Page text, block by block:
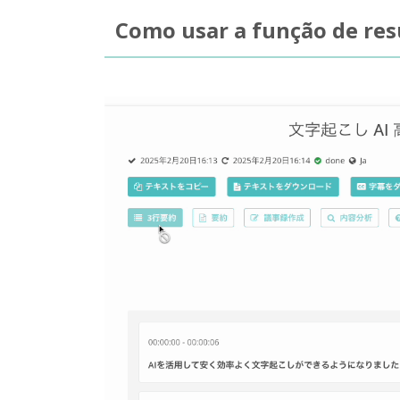
Como usar a função de